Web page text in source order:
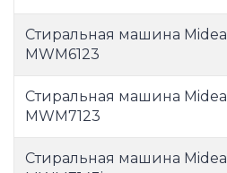
Стиральная машина Midea
MWM6123
Стиральная машина Midea
MWM7123
Стиральная машина Midea